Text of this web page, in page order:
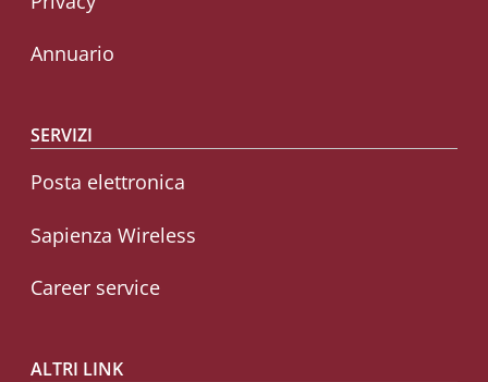
Annuario
SERVIZI
Posta elettronica
Sapienza Wireless
Career service
ALTRI LINK